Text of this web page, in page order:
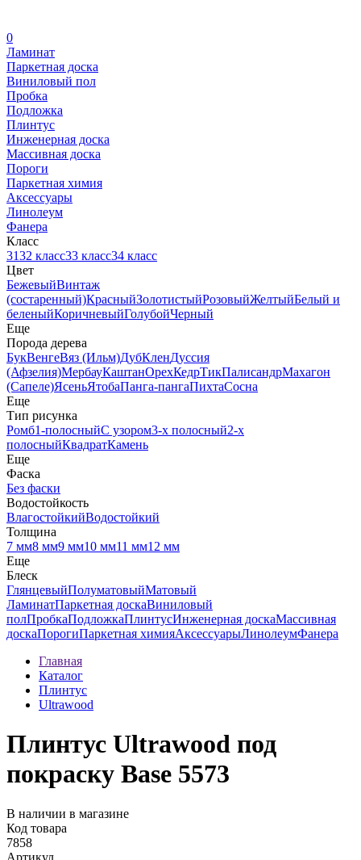
0
Ламинат
Паркетная доска
Виниловый пол
Пробка
Подложка
Плинтус
Инженерная доска
Массивная доска
Пороги
Паркетная химия
Аксессуары
Линолеум
Фанера
Класс
3132 класс33 класс34 класс
Цвет
БежевыйВинтаж
(состаренный)КрасныйЗолотистыйРозовыйЖелтыйБелый и
беленыйКоричневыйГолубойЧерный
Еще
Порода дерева
БукВенгеВяз (Ильм)ДубКленДуссия
(Афзелия)МербауКаштанОрехКедрТикПалисандрМахагон
(Сапеле)ЯсеньЯтобаПанга-пангаПихтаСосна
Еще
Тип рисунка
Ромб1-полосныйС узором3-х полосный2-х
полосныйКвадратКамень
Еще
Фаска
Без фаски
Водостойкость
ВлагостойкийВодостойкий
Толщина
7 мм8 мм9 мм10 мм11 мм12 мм
Еще
Блеск
ГлянцевыйПолуматовыйМатовый
ЛаминатПаркетная доскаВиниловый
полПробкаПодложкаПлинтусИнженерная доскаМассивная
доскаПорогиПаркетная химияАксессуарыЛинолеумФанера
Главная
Каталог
Плинтус
Ultrawood
Плинтус Ultrawood под
покраску Base 5573
В наличии в магазине
Код товара
7858
Артикул